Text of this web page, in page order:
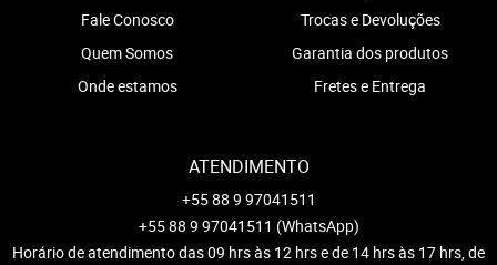
Fale Conosco
Quem Somos
Onde estamos
Trocas e Devoluções
Garantia dos produtos
Fretes e Entrega
ATENDIMENTO
+55 88 9 97041511
+55 88 9 97041511 (WhatsApp)
Horário de atendimento das 09 hrs às 12 hrs e de 14 hrs às 17 hrs, de